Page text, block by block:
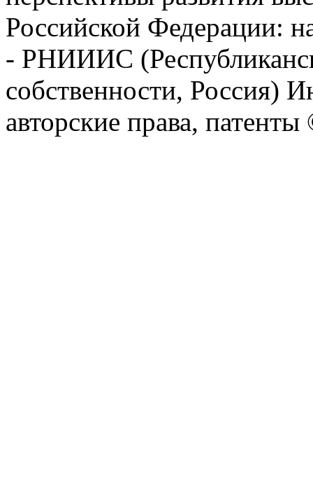
Российской Федерации:
- РНИИИС
собственности, Россия)
авторские права,